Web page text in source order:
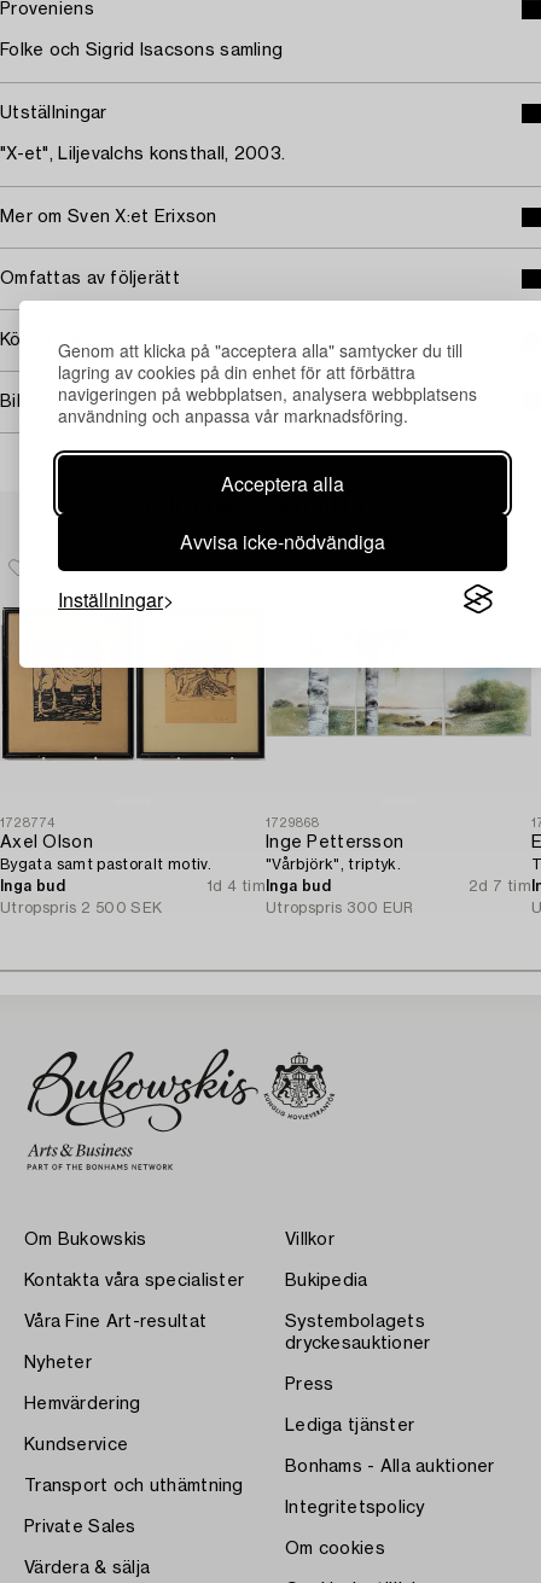
Genom att klicka på "acceptera alla" samtycker du till
lagring av cookies på din enhet för att förbättra
navigeringen på webbplatsen, analysera webbplatsens
användning och anpassa vår marknadsföring.
Acceptera alla
Avvisa icke-nödvändiga
Inställningar
Proveniens
Folke och Sigrid Isacsons samling
Utställningar
"X-et", Liljevalchs konsthall, 2003.
Mer om Sven X:et Erixson
Omfattas av följerätt
Köpinformation
Bildrättigheter
1728774
Axel Olson
Bygata samt pastoralt motiv.
Inga bud
1d 4 tim
Utropspris 2 500 SEK
1729868
Inge Pettersson
"Vårbjörk", triptyk.
Inga bud
2d 7 tim
Utropspris 300 EUR
Om Bukowskis
Kontakta våra specialister
Våra Fine Art-resultat
Nyheter
Hemvärdering
Kundservice
Transport och uthämtning
Private Sales
Värdera & sälja
Villkor
Bukipedia
Systembolagets
dryckesauktioner
Press
Lediga tjänster
Bonhams - Alla auktioner
Integritetspolicy
Om cookies